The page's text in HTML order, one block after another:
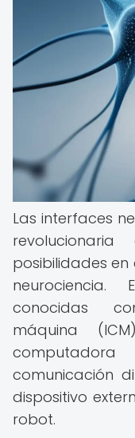
Las interfaces
posibilidades
neurociencia.
conocidas
máquina
comunicación
dispositivo
robot.